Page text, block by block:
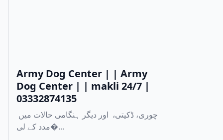
Army Dog Center | | Army
Dog Center | | makli 24/7 |
03332874135
مدد کے لی�...